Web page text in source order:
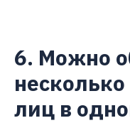
6. Можно
лиц в